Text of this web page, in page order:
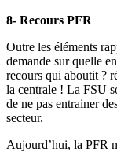
8- Recours PFR
Outre les éléments
demande sur quelle
recours qui aboutit ?
la centrale ! La FSU
de ne pas entrainer
secteur.
Aujourd’hui, la PFR